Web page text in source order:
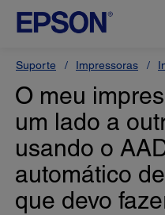
Suporte Impressoras
O meu
um lado a
usando o
automático
que devo